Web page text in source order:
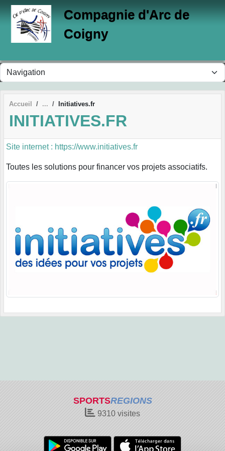
Compagnie d'Arc de
Coigny
Accueil Initiatives.fr
INITIATIVES.FR
Site internet : https://www.initiatives.fr
Toutes les solutions pour financer vos projets associatifs.
SPORTSREGIONS
9310 visites
Panneau de gestion des cookies